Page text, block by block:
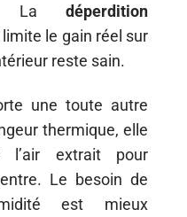
La déperdition
le gain réel sur
reste sain.
une toute autre
thermique, elle
l’air extrait pour
Le besoin de
est mieux